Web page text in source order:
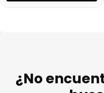
¿No